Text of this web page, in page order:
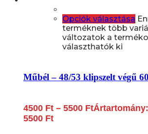
Opciók választása
terméknek több
változatok a
választhatók ki
Műbél – 48/53 klipszelt végű
4500 Ft – 5500 Ft
5500 Ft